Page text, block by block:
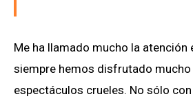
Me ha llamado mucho la atención
siempre hemos disfrutado mucho
espectáculos crueles. No sólo